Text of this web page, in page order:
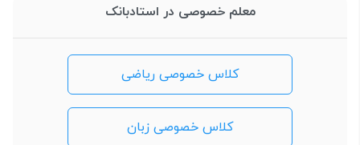
معلم خصوصی در استادبانک
کلاس خصوصی ریاضی
کلاس خصوصی زبان